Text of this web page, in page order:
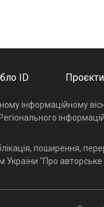
ID Проєкти
інформаційному
поширення,
"Про авторське